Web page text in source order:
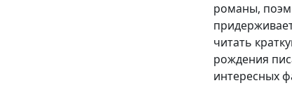
романы,
читать
рождения
интересных